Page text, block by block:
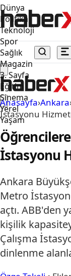
Dünya
Politika
Teknoloji
Spor
Sağlık
Magazin
3. Sayfa
Eğitim
Sinema
Yerel
Yaşam
Anasayfa›Ankara
İstasyonu
İstasyonu
Ankara
Metro
açtı. ABB'den
kişilik
Çalışma
dinlenme